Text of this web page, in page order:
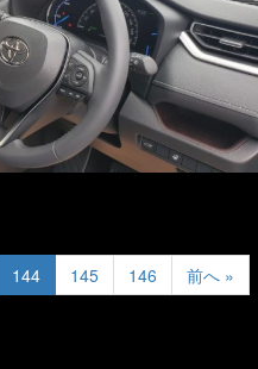
144 145 146
前へ »